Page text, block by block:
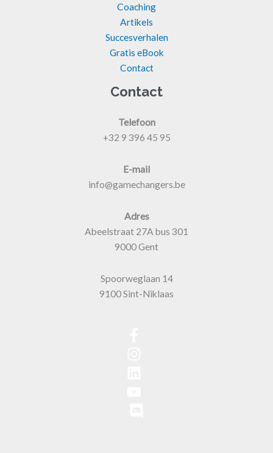
Coaching
Artikels
Succesverhalen
Gratis eBook
Contact
Contact
Telefoon
+32 9 396 45 95
E-mail
info@gamechangers.be
Adres
Abeelstraat 27A bus 301
9000 Gent
Spoorweglaan 14
9100 Sint-Niklaas